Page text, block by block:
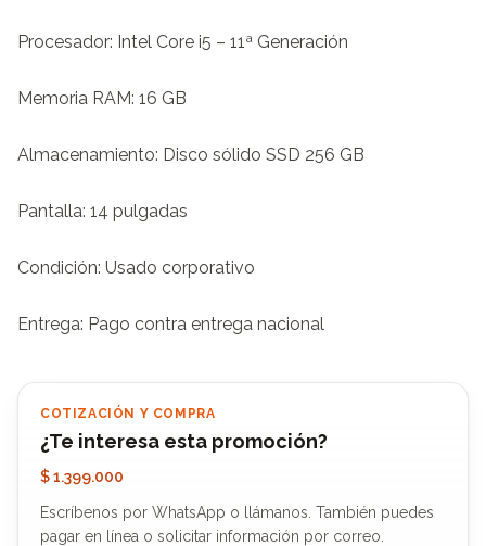
Procesador: Intel Core i5 – 11ª Generación
Memoria RAM: 16 GB
Almacenamiento: Disco sólido SSD 256 GB
Pantalla: 14 pulgadas
Condición: Usado corporativo
Entrega: Pago contra entrega nacional
COTIZACIÓN Y COMPRA
¿Te interesa esta promoción?
$ 1.399.000
Escríbenos por WhatsApp o llámanos. También puedes
pagar en línea o solicitar información por correo.